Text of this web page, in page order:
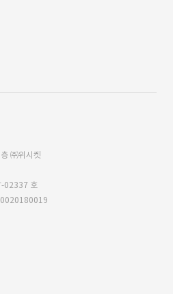
㈜위시켓
-02337 호